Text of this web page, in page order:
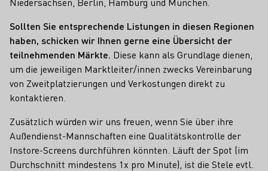
Sollten Sie entsprechende Listungen in diesen Regionen
haben, schicken wir Ihnen gerne eine Übersicht der
teilnehmenden Märkte. Diese kann als Grundlage dienen,
um die jeweiligen Marktleiter/innen zwecks Vereinbarung
von Zweitplatzierungen und Verkostungen direkt zu
kontaktieren.
Zusätzlich würden wir uns freuen, wenn Sie über ihre
Außendienst-Mannschaften eine Qualitätskontrolle der
Instore-Screens durchführen könnten. Läuft der Spot (im
Durchschnitt mindestens 1x pro Minute), ist die Stele evtl.